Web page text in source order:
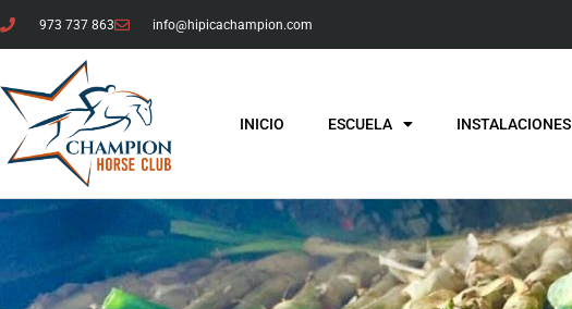
973 737 863 info@hipicachampion.com
INICIO ESCUELA INSTALACIONES